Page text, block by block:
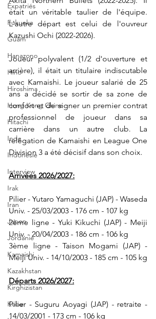
Expatriés
Fukuoka
Guam
Hanazono
Hino
Hiroshima
Hong Kong Chine
Hitachi
Inde
Indonésie
Interview
Irak
Iran
Japon
Jordanie
Kamaishi
Kazakhstan
Kirghizistan
Kobe
était un véritable taulier de l'équipe.
L'autre départ est celui de l'ouvreur
Kazushi Ochi (2022-2026).
Joueur polyvalent (1/2 d'ouverture et
arrière), il était un titulaire indiscutable
avec Kamaishi. Le joueur salarié de 25
ans a décidé se sortir de sa zone de
confort et de signer un premier contrat
professionnel de joueur dans sa
carrière dans un autre club. La
relégation de Kamaishi en League One
Division 3 a été décisif dans son choix.
Arrivées 2026/2027:
Pilier - Yutaro Yamaguchi (JAP) - Waseda
Univ. - 25/03/2003 - 176 cm - 107 kg
2ème ligne - Yuki Kikuchi (JAP) - Meiji
Univ. - 20/04/2003 - 186 cm - 106 kg
3ème ligne - Taison Mogami (JAP) -
Meiji Univ. - 14/10/2003 - 185 cm - 105 kg
Départs 2026/2027:
Pilier - Suguru Aoyagi (JAP) - retraite -
14/03/2001 - 173 cm - 106 kg